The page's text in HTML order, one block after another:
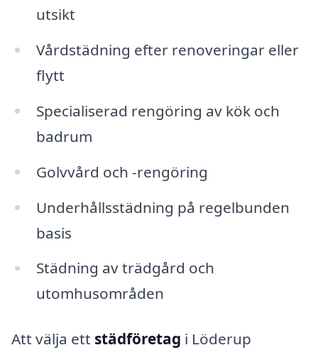
utsikt
Vårdstädning efter renoveringar eller
flytt
Specialiserad rengöring av kök och
badrum
Golvvård och -rengöring
Underhållsstädning på regelbunden
basis
Städning av trädgård och
utomhusområden
Att välja ett städföretag i Löderup